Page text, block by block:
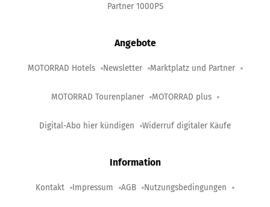
Partner 1000PS
Angebote
MOTORRAD Hotels Newsletter Marktplatz und Partner
MOTORRAD Tourenplaner MOTORRAD plus
Digital-Abo hier kündigen Widerruf digitaler Käufe
Information
Kontakt Impressum AGB Nutzungsbedingungen